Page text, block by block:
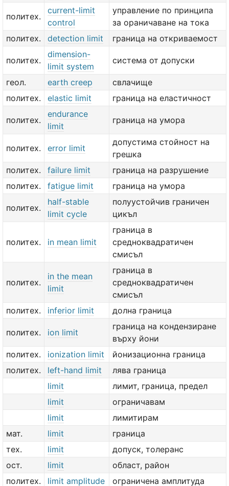
политех.
current-limit
control
управление по принципа
за ораничаване на тока
политех.
detection limit граница на откриваемост
политех.
dimension-
limit system
система от допуски
геол. earth creep
свлачище
политех.
elastic limit граница на еластичност
политех.
endurance
limit
граница на умора
политех. error limit
допустима стойност на
грешка
политех.
failure limit
граница на разрушение
политех.
fatigue limit граница на умора
политех.
half-stable
limit cycle
полуустойчив граничен
цикъл
политех. in mean limit
граница в
средноквадратичен
смисъл
политех.
in the mean
limit
граница в
средноквадратичен
смисъл
политех.
inferior limit долна граница
политех. ion limit
граница на кондензиране
върху йони
политех.
ionization limit
йонизационна граница
политех.
left-hand limit
лява граница
limit
лимит, граница, предел
limit
ограничавам
limit
лимитирам
мат.
limit
граница
тех.
limit
допуск, толеранс
ост.
limit
област, район
политех.
limit amplitude ограничена амплитуда